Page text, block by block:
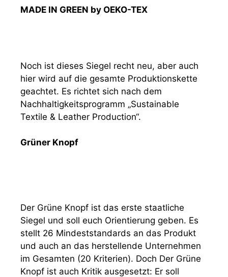
MADE IN GREEN by OEKO-TEX
Noch ist dieses Siegel recht neu, aber auch
hier wird auf die gesamte Produktionskette
geachtet. Es richtet sich nach dem
Nachhaltigkeitsprogramm „Sustainable
Textile & Leather Production“.
Grüner Knopf
Der Grüne Knopf ist das erste staatliche
Siegel und soll euch Orientierung geben. Es
stellt 26 Mindeststandards an das Produkt
und auch an das herstellende Unternehmen
im Gesamten (20 Kriterien). Doch Der Grüne
Knopf ist auch Kritik ausgesetzt: Er soll